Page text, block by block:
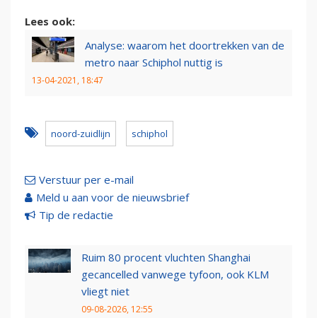
Lees ook:
Analyse: waarom het doortrekken van de
metro naar Schiphol nuttig is
13-04-2021, 18:47
noord-zuidlijn schiphol
Verstuur per e-mail
Meld u aan voor de nieuwsbrief
Tip de redactie
Ruim 80 procent vluchten Shanghai
gecancelled vanwege tyfoon, ook KLM
vliegt niet
09-08-2026, 12:55